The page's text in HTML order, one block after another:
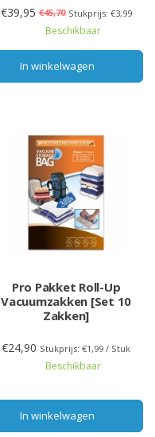
€39,95 €45,70 Stukprijs: €3,99
Beschikbaar
In winkelwagen
Pro Pakket Roll-Up
Vacuumzakken [Set 10
Zakken]
€24,90 Stukprijs: €1,99 / Stuk
Beschikbaar
In winkelwagen